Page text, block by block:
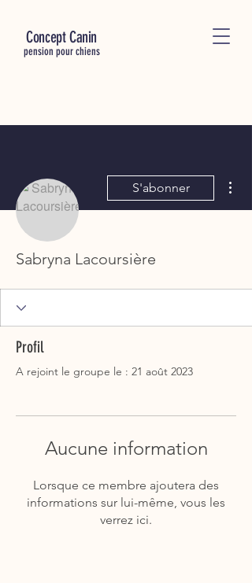
Concept Canin
pension pour chiens
S'abonner
Sabryna Lacoursière
Profil
A rejoint le groupe le : 21 août 2023
Aucune information
Lorsque ce membre ajoutera des
informations sur lui-même, vous les
verrez ici.